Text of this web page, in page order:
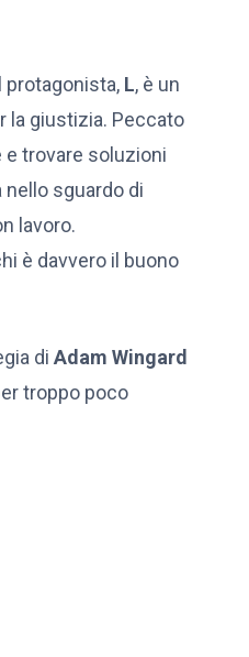
protagonista, L, è un
la giustizia. Peccato
e trovare soluzioni
nello sguardo di
lavoro.
è davvero il buono
di Adam Wingard
troppo poco